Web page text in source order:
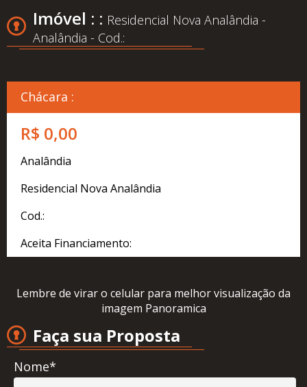
Somos
Conheça
Cadastre
Imóvel
Financeiro
Localização
Contato
Imóvel : : Residencial Nova Analândia -
Analândia - Cod.:
Chácara :
R$ 0,00
Analândia
Residencial Nova Analândia
Cod.:
Aceita Financiamento:
Lembre de virar o celular para melhor visualização da
imagem Panoramica
Faça sua Proposta
Nome*